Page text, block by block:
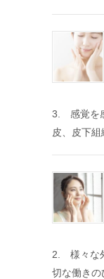
3. 感覚を
皮、皮下
2. 様々な
切な働きの